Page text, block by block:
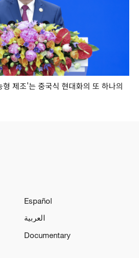
제조'는 중국식 현대화의 또 하나의
Español
العربية
Documentary